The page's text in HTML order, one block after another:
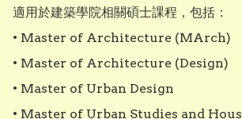
適用於建築學院相關碩士課程，包括：
• Master of Architecture (MArch)
• Master of Architecture (Design)
• Master of Urban Design
• Master of Urban Studies and